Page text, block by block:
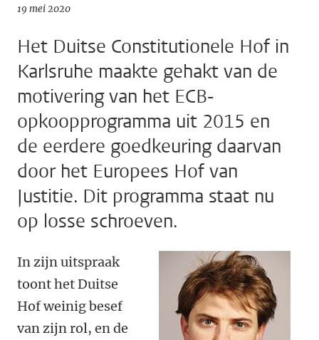
19 mei 2020
Het Duitse Constitutionele Hof in
Karlsruhe maakte gehakt van de
motivering van het ECB-
opkoopprogramma uit 2015 en
de eerdere goedkeuring daarvan
door het Europees Hof van
Justitie. Dit programma staat nu
op losse schroeven.
In zijn uitspraak
toont het Duitse
Hof weinig besef
van zijn rol, en de